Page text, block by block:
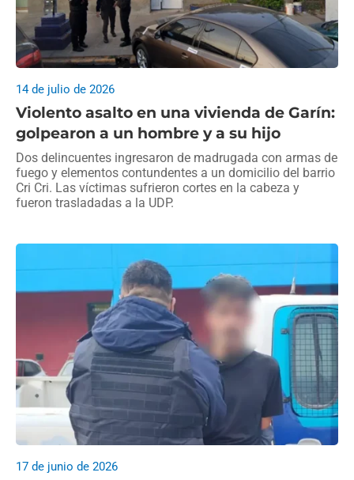
Violento asalto en una vivienda de Garín:
golpearon a un hombre y a su hijo
14 de julio de 2026
Dos delincuentes ingresaron de madrugada con armas de
fuego y elementos contundentes a un domicilio del barrio
Cri Cri. Las víctimas sufrieron cortes en la cabeza y
fueron trasladadas a la UDP.
17 de junio de 2026